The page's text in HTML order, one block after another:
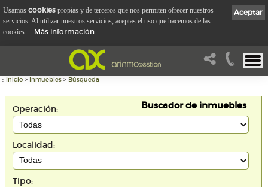
:: Inicio > Inmuebles > Búsqueda
Buscador de inmuebles
Operación:
Localidad:
Tipo:
Aceptar
Usamos cookies propias y de terceros que nos permiten ofrecer nuestros
servicios. Al utilizar nuestros servicios, aceptas el uso que hacemos de las
cookies.
Más información